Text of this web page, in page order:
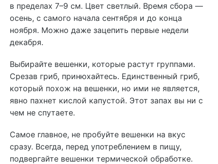
в пределах 7–9 см. Цвет светлый. Время сбора —
осень, с самого начала сентября и до конца
ноября. Можно даже зацепить первые недели
декабря.
Выбирайте вешенки, которые растут группами.
Срезав гриб, принюхайтесь. Единственный гриб,
который похож на вешенки, но ими не является,
явно пахнет кислой капустой. Этот запах вы ни с
чем не спутаете.
Самое главное, не пробуйте вешенки на вкус
сразу. Всегда, перед употреблением в пищу,
подвергайте вешенки термической обработке.